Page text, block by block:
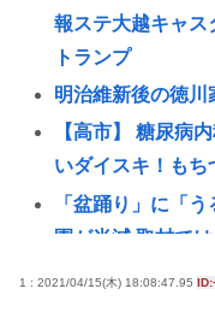
報ステ大越キャス
トランプ
明治維新後の徳川
【高市】 糖尿病
いダイスキ！も
「盆踊り」に「
園が半減 取材で
1 : 2021/04/15(木) 18:08:47.95